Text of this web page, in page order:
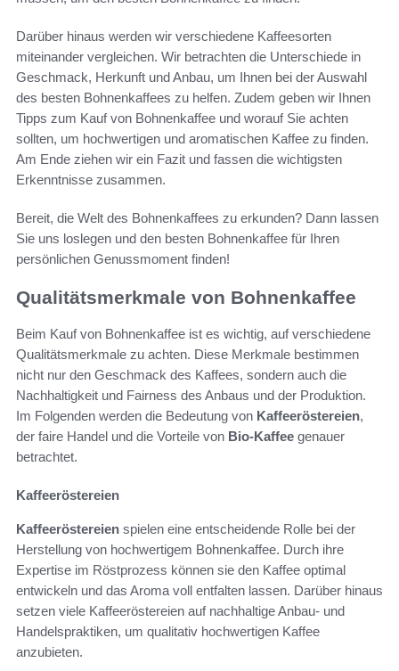
Darüber hinaus werden wir verschiedene Kaffeesorten
miteinander vergleichen. Wir betrachten die Unterschiede in
Geschmack, Herkunft und Anbau, um Ihnen bei der Auswahl
des besten Bohnenkaffees zu helfen. Zudem geben wir Ihnen
Tipps zum Kauf von Bohnenkaffee und worauf Sie achten
sollten, um hochwertigen und aromatischen Kaffee zu finden.
Am Ende ziehen wir ein Fazit und fassen die wichtigsten
Erkenntnisse zusammen.
Bereit, die Welt des Bohnenkaffees zu erkunden? Dann lassen
Sie uns loslegen und den besten Bohnenkaffee für Ihren
persönlichen Genussmoment finden!
Qualitätsmerkmale von Bohnenkaffee
Beim Kauf von Bohnenkaffee ist es wichtig, auf verschiedene
Qualitätsmerkmale zu achten. Diese Merkmale bestimmen
nicht nur den Geschmack des Kaffees, sondern auch die
Nachhaltigkeit und Fairness des Anbaus und der Produktion.
Im Folgenden werden die Bedeutung von Kaffeeröstereien,
der faire Handel und die Vorteile von Bio-Kaffee genauer
betrachtet.
Kaffeeröstereien
Kaffeeröstereien spielen eine entscheidende Rolle bei der
Herstellung von hochwertigem Bohnenkaffee. Durch ihre
Expertise im Röstprozess können sie den Kaffee optimal
entwickeln und das Aroma voll entfalten lassen. Darüber hinaus
setzen viele Kaffeeröstereien auf nachhaltige Anbau- und
Handelspraktiken, um qualitativ hochwertigen Kaffee
anzubieten.